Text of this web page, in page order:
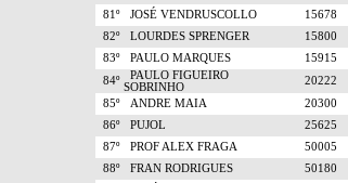
81º
JOSÉ VENDRUSCOLLO 15678
82º
LOURDES SPRENGER 15800
83º
PAULO MARQUES 15915
84º
PAULO FIGUEIRO
SOBRINHO
20222
85º
ANDRE MAIA 20300
86º
PUJOL 25625
87º
PROF ALEX FRAGA 50005
88º
FRAN RODRIGUES 50180